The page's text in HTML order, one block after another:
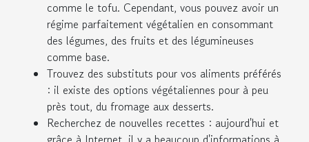
comme le tofu. Cependant, vous pouvez avoir un
régime parfaitement végétalien en consommant
des légumes, des fruits et des légumineuses
comme base.
Trouvez des substituts pour vos aliments préférés
: il existe des options végétaliennes pour à peu
près tout, du fromage aux desserts.
Recherchez de nouvelles recettes : aujourd'hui et